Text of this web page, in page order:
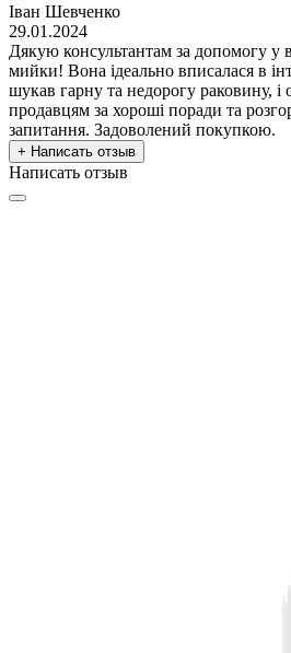
Іван Шевченко
29.01.2024
Дякую консультантам за допомогу у
мийки! Вона ідеально вписалася в
шукав гарну та недорогу раковину,
продавцям за хороші поради та
запитання. Задоволений покупкою.
+ Написать отзыв
Написать отзыв